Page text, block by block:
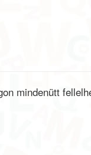
mindenütt